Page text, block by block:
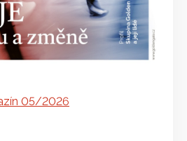
05/2026